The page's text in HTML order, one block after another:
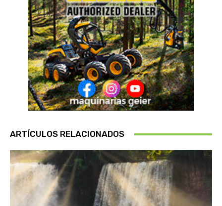
ARTÍCULOS RELACIONADOS